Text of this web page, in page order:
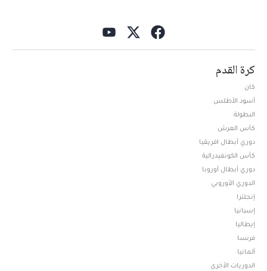
كرة القدم
كان
أسود الأطلس
البطولة
كأس العرش
دوري أبطال افريقيا
كأس الكونفيدرالية
دوري أبطال أوروبا
الدوري الأوروبي
إنجلترا
إسبانيا
إيطاليا
فرنسا
ألمانيا
الدوريات الأخرى